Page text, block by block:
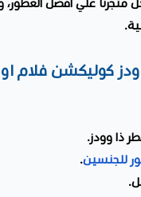
متجرنا علي افضل العطور،
كوليكشن فلام او
ذا وودز.
للجنسين.